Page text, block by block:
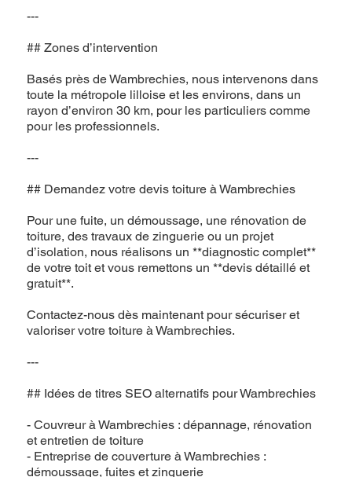
---
## Zones d’intervention
Basés près de Wambrechies, nous intervenons dans
toute la métropole lilloise et les environs, dans un
rayon d’environ 30 km, pour les particuliers comme
pour les professionnels.
---
## Demandez votre devis toiture à Wambrechies
Pour une fuite, un démoussage, une rénovation de
toiture, des travaux de zinguerie ou un projet
d’isolation, nous réalisons un **diagnostic complet**
de votre toit et vous remettons un **devis détaillé et
gratuit**.
Contactez-nous dès maintenant pour sécuriser et
valoriser votre toiture à Wambrechies.
---
## Idées de titres SEO alternatifs pour Wambrechies
- Couvreur à Wambrechies : dépannage, rénovation
et entretien de toiture
- Entreprise de couverture à Wambrechies :
démoussage, fuites et zinguerie